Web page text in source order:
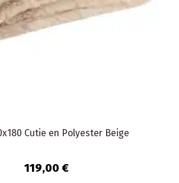
Cutie en Polyester Beige
119,00 €